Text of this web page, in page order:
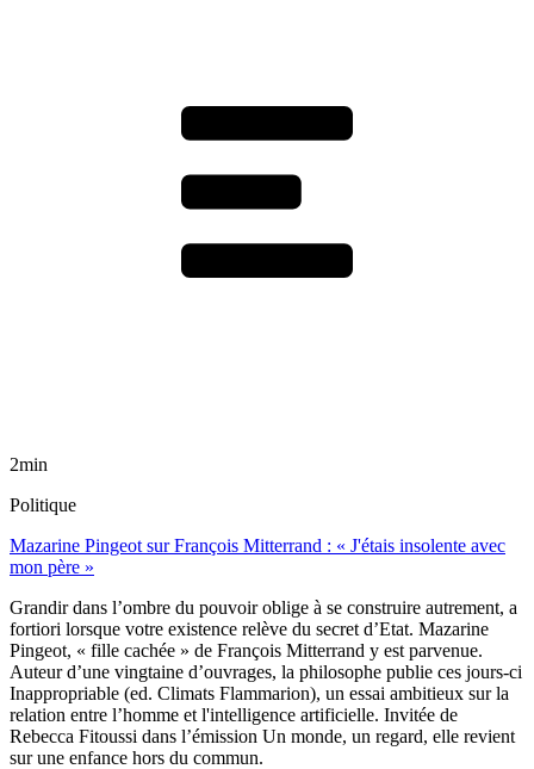
2min
Politique
Mazarine Pingeot sur François Mitterrand : « J'étais insolente avec
mon père »
Grandir dans l’ombre du pouvoir oblige à se construire autrement, a
fortiori lorsque votre existence relève du secret d’Etat. Mazarine
Pingeot, « fille cachée » de François Mitterrand y est parvenue.
Auteur d’une vingtaine d’ouvrages, la philosophe publie ces jours-ci
Inappropriable (ed. Climats Flammarion), un essai ambitieux sur la
relation entre l’homme et l'intelligence artificielle. Invitée de
Rebecca Fitoussi dans l’émission Un monde, un regard, elle revient
sur une enfance hors du commun.